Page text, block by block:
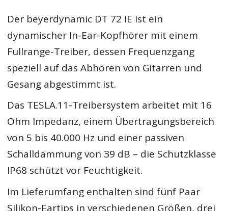
Der beyerdynamic DT 72 IE ist ein
dynamischer In-Ear-Kopfhörer mit einem
Fullrange-Treiber, dessen Frequenzgang
speziell auf das Abhören von Gitarren und
Gesang abgestimmt ist.
Das TESLA.11-Treibersystem arbeitet mit 16
Ohm Impedanz, einem Übertragungsbereich
von 5 bis 40.000 Hz und einer passiven
Schalldämmung von 39 dB – die Schutzklasse
IP68 schützt vor Feuchtigkeit.
Im Lieferumfang enthalten sind fünf Paar
Silikon-Eartips in verschiedenen Größen, drei